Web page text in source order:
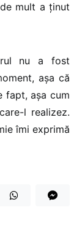
mult a ținut
nu a fost
așa că
fapt, așa cum
l realizez.
îmi exprimă